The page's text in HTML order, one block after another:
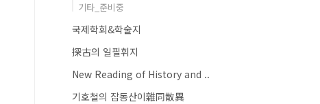
기타_준비중
국제학회&학술지
探古의 일필휘지
New Reading of History and ..
기호철의 잡동산이雜同散異